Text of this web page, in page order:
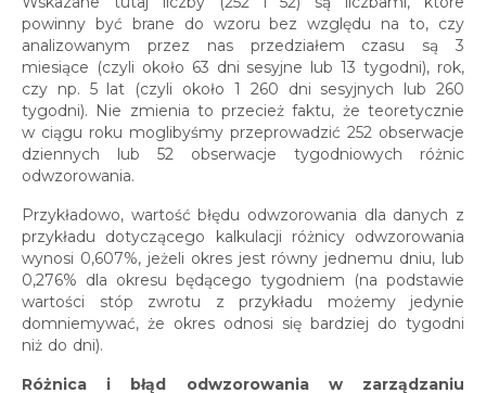
powinny być brane do wzoru bez względu na to, czy
analizowanym przez nas przedziałem czasu są 3
miesiące (czyli około 63 dni sesyjne lub 13 tygodni), rok,
czy np. 5 lat (czyli około 1 260 dni sesyjnych lub 260
tygodni). Nie zmienia to przecież faktu, że teoretycznie
w ciągu roku moglibyśmy przeprowadzić 252 obserwacje
dziennych lub 52 obserwacje tygodniowych różnic
odwzorowania.
Przykładowo, wartość błędu odwzorowania dla danych z
przykładu dotyczącego kalkulacji różnicy odwzorowania
wynosi 0,607%, jeżeli okres jest równy jednemu dniu, lub
0,276% dla okresu będącego tygodniem (na podstawie
wartości stóp zwrotu z przykładu możemy jedynie
domniemywać, że okres odnosi się bardziej do tygodni
niż do dni).
Różnica i błąd odwzorowania w zarządzaniu